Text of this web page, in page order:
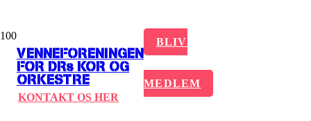
VENNEFORENINGEN
FOR DRs KOR OG
ORKESTRE
BLIV
MEDLEM
KONTAKT OS HER
SÅDAN BLIVER
KONCERT TIL